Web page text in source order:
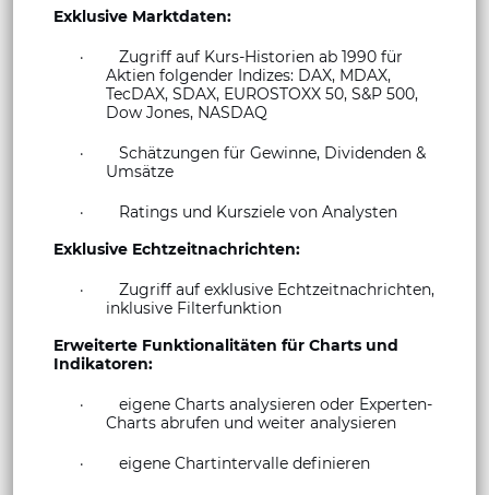
Exklusive Marktdaten:
· Zugriff auf Kurs-Historien ab 1990 für
Aktien folgender Indizes: DAX, MDAX,
TecDAX, SDAX, EUROSTOXX 50, S&P 500,
Dow Jones, NASDAQ
· Schätzungen für Gewinne, Dividenden &
Umsätze
· Ratings und Kursziele von Analysten
Exklusive Echtzeitnachrichten:
· Zugriff auf exklusive Echtzeitnachrichten,
inklusive Filterfunktion
Erweiterte Funktionalitäten für Charts und
Indikatoren:
· eigene Charts analysieren oder Experten-
Charts abrufen und weiter analysieren
· eigene Chartintervalle definieren